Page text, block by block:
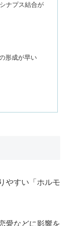
ナプス結合が
形成が早い
やすい「ホルモ
愛などに影響を